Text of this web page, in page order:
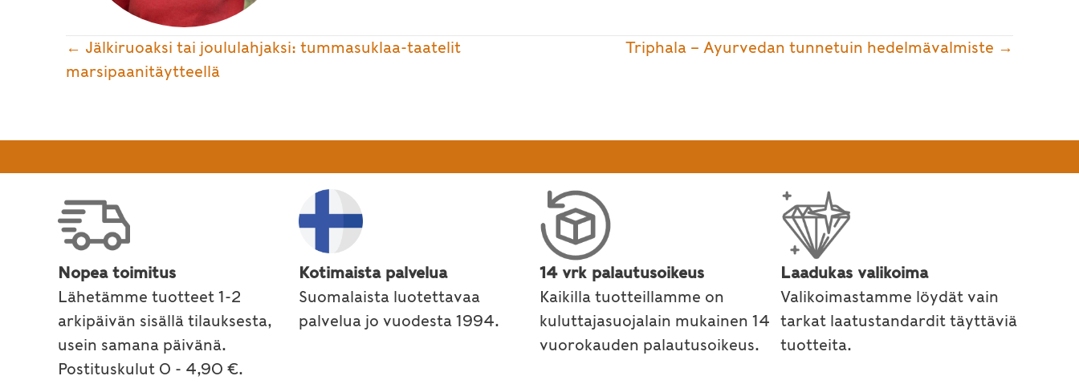
Posts
navigation
← Jälkiruoaksi tai joululahjaksi: tummasuklaa-taatelit
marsipaanitäytteellä
Triphala – Ayurvedan tunnetuin hedelmävalmiste →
Nopea toimitus
Lähetämme tuotteet 1-2
arkipäivän sisällä tilauksesta,
usein samana päivänä.
Postituskulut 0 - 4,90 €.
Kotimaista palvelua
Suomalaista luotettavaa
palvelua jo vuodesta 1994.
14 vrk palautusoikeus
Kaikilla tuotteillamme on
kuluttajasuojalain mukainen 14
vuorokauden palautusoikeus.
Laadukas valikoima
Valikoimastamme löydät vain
tarkat laatustandardit täyttäviä
tuotteita.